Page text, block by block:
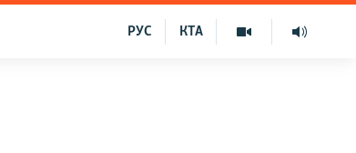
КТА
РУС